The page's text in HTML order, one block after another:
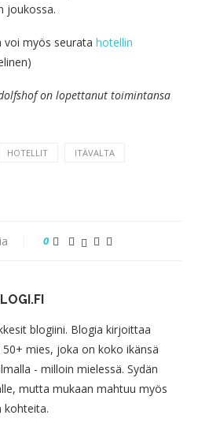
joukossa.
voi myös seurata hotellin
on lopettanut toimintansa
HOTELLIT ITÄVALTA
0
blogiini. Blogia kirjoittaa
mies, joka on koko ikänsä
- milloin mielessä. Sydän
mutta mukaan mahtuu myös
kohteita.